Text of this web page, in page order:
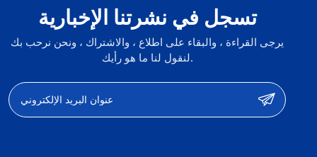
تسجل في نشرتنا الإخبارية
يرجى القراءة ، والبقاء على اطلاع ، والاشتراك ، ونحن نرحب بك
لنقول لنا ما هو رأيك.